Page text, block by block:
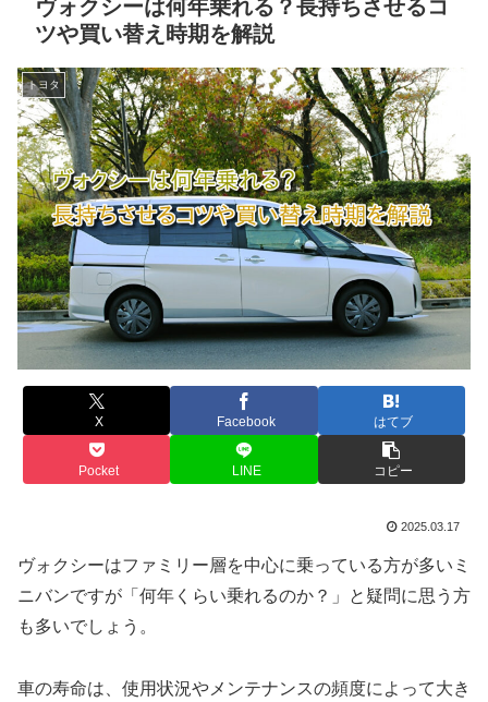
ヴォクシーは何年乗れる？長持ちさせるコ
ツや買い替え時期を解説
トヨタ
X Facebook はてブ
Pocket LINE コピー
2025.03.17
ヴォクシーはファミリー層を中心に乗っている方が多いミ
ニバンですが「何年くらい乗れるのか？」と疑問に思う方
も多いでしょう。
車の寿命は、使用状況やメンテナンスの頻度によって大き